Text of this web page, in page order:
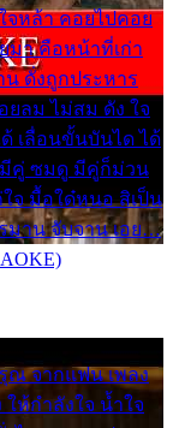
จหล้า คอยไปคอย
มา คือหน้าที่เก่า
น ดั่งถูกประหาร
ยลม ไม่สม ดัง ใจ
เลื่อนขั้นบันได ได้
มีคู่ ซมดู มีคู่ก็ม่วน
จ มื้อใด๋หนอ สิเป็น
มาน จับจาน เอย…
ณ จากแฟน เพลง
ห้กำลังใจ น้ำใจ